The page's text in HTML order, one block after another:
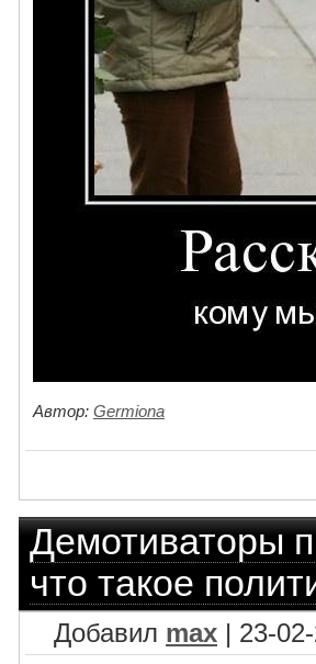
Автор: Germiona
Демотиваторы
что такое
Добавил max | 23-